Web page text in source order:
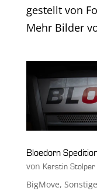
gestellt von
Mehr Bilder
Bloedorn
von Kerstin Stolper
BigMove,